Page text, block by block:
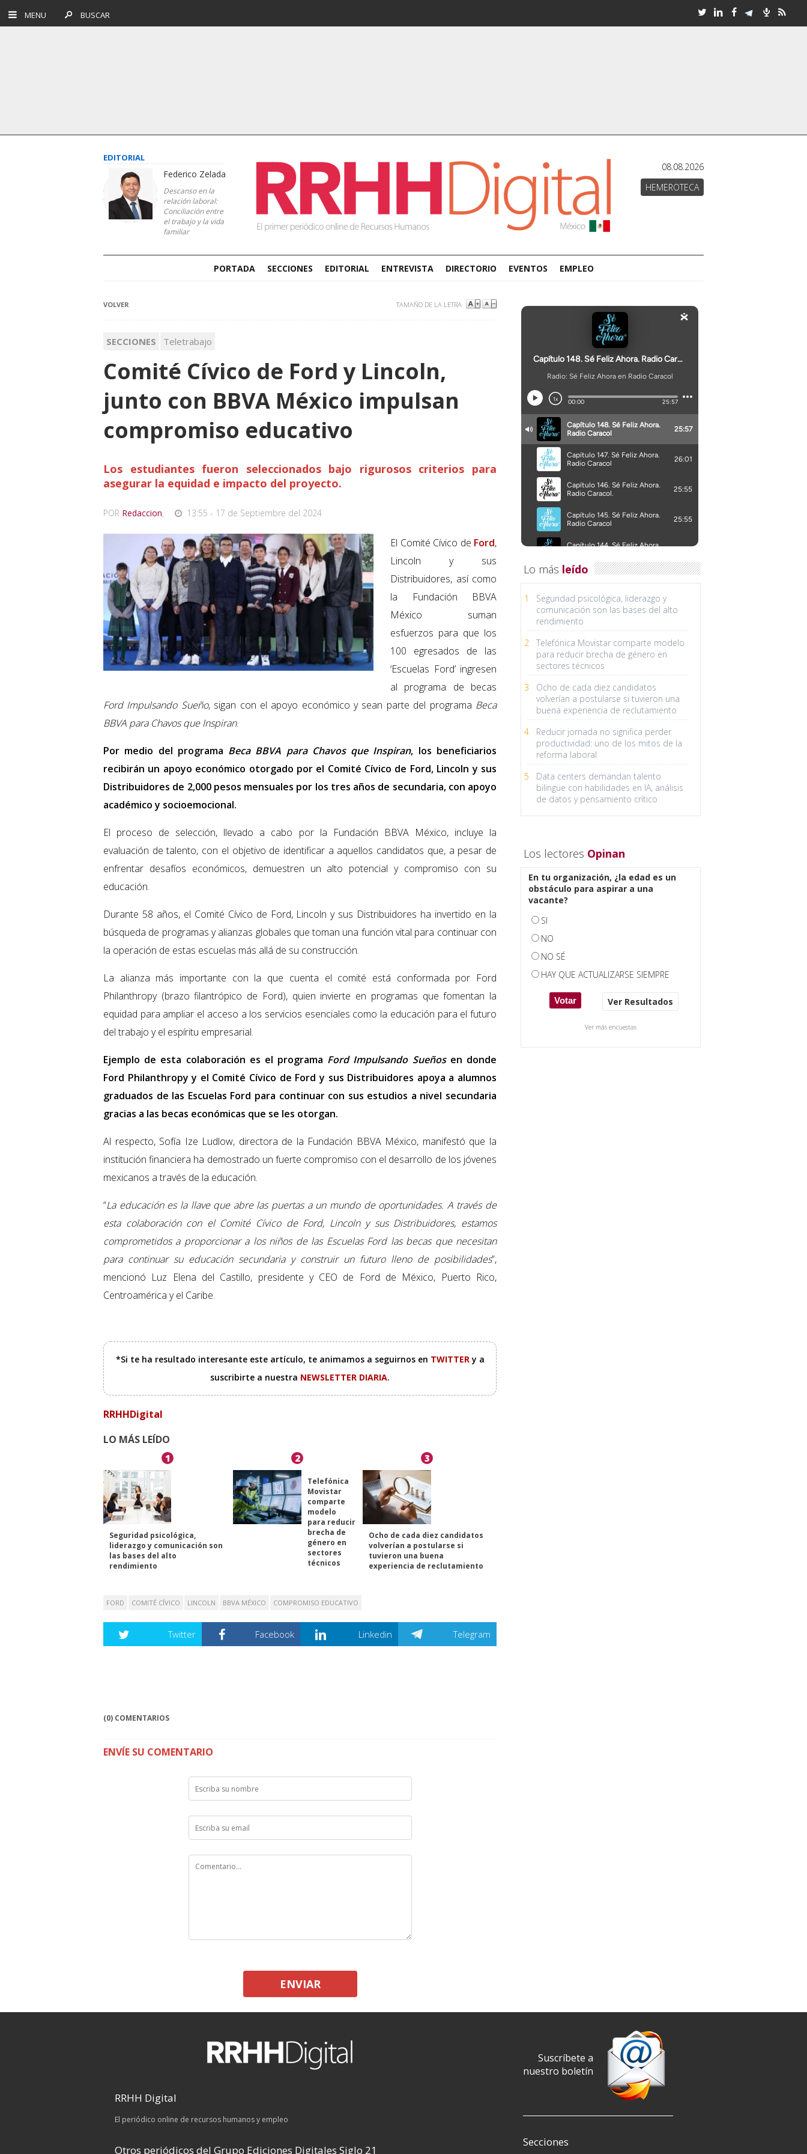
MENU BUSCAR
EDITORIAL
Federico Zelada
Descanso en la
relación laboral:
Conciliación entre
el trabajo y la vida
familiar
08.08.2026
HEMEROTECA
PORTADA SECCIONES EDITORIAL ENTREVISTA DIRECTORIO EVENTOS EMPLEO
VOLVER TAMAÑO DE LA LETRA
SECCIONES Teletrabajo
Comité Cívico de Ford y Lincoln,
junto con BBVA México impulsan
compromiso educativo
Los estudiantes fueron seleccionados bajo rigurosos criterios para
asegurar la equidad e impacto del proyecto.
POR Redaccion, 13:55 - 17 de Septiembre del 2024
El Comité Cívico de Ford,
Lincoln y sus
Distribuidores, así como
la Fundación BBVA
México suman
esfuerzos para que los
100 egresados de las
‘Escuelas Ford’ ingresen
al programa de becas
Ford Impulsando Sueño, sigan con el apoyo económico y sean parte del programa Beca
BBVA para Chavos que Inspiran.
Por medio del programa Beca BBVA para Chavos que Inspiran, los beneficiarios
recibirán un apoyo económico otorgado por el Comité Cívico de Ford, Lincoln y sus
Distribuidores de 2,000 pesos mensuales por los tres años de secundaria, con apoyo
académico y socioemocional.
El proceso de selección, llevado a cabo por la Fundación BBVA México, incluye la
evaluación de talento, con el objetivo de identificar a aquellos candidatos que, a pesar de
enfrentar desafíos económicos, demuestren un alto potencial y compromiso con su
educación.
Durante 58 años, el Comité Cívico de Ford, Lincoln y sus Distribuidores ha invertido en la
búsqueda de programas y alianzas globales que toman una función vital para continuar con
la operación de estas escuelas más allá de su construcción.
La alianza más importante con la que cuenta el comité está conformada por Ford
Philanthropy (brazo filantrópico de Ford), quien invierte en programas que fomentan la
equidad para ampliar el acceso a los servicios esenciales como la educación para el futuro
del trabajo y el espíritu empresarial.
Ejemplo de esta colaboración es el programa Ford Impulsando Sueñosen donde
Ford Philanthropy y el Comité Cívico de Ford y sus Distribuidores apoya a alumnos
graduados de las Escuelas Ford para continuar con sus estudios a nivel secundaria
gracias a las becas económicas que se les otorgan.
Al respecto, Sofía Ize Ludlow, directora de la Fundación BBVA México, manifestó que la
institución financiera ha demostrado un fuerte compromiso con el desarrollo de los jóvenes
mexicanos a través de la educación.
“La educación es la llave que abre las puertas a un mundo de oportunidades. A través de
esta colaboración con el Comité Cívico de Ford, Lincoln y sus Distribuidores, estamos
comprometidos a proporcionar a los niños de las Escuelas Ford las becas que necesitan
para continuar su educación secundaria y construir un futuro lleno de posibilidades”,
mencionó Luz Elena del Castillo, presidente y CEO de Ford de México, Puerto Rico,
Centroamérica y el Caribe.
*Si te ha resultado interesante este artículo, te animamos a seguirnos en TWITTERy a
suscribirte a nuestra NEWSLETTER DIARIA.
RRHHDigital
LO MÁS LEÍDO
1
Seguridad psicológica,
liderazgo y comunicación son
las bases del alto
rendimiento
2
Telefónica
Movistar
comparte
modelo
para reducir
brecha de
género en
sectores
técnicos
3
Ocho de cada diez candidatos
volverían a postularse si
tuvieron una buena
experiencia de reclutamiento
FORD COMITÉ CÍVICO LINCOLN BBVA MÉXICO COMPROMISO EDUCATIVO
Twitter Facebook Linkedin Telegram
(0) COMENTARIOS
ENVÍE SU COMENTARIO
ENVIAR
Lo más leído
1
Seguridad psicológica, liderazgo y
comunicación son las bases del alto
rendimiento
2
Telefónica Movistar comparte modelo
para reducir brecha de género en
sectores técnicos
3
Ocho de cada diez candidatos
volverían a postularse si tuvieron una
buena experiencia de reclutamiento
4
Reducir jornada no significa perder
productividad: uno de los mitos de la
reforma laboral
5
Data centers demandan talento
bilingüe con habilidades en IA, análisis
de datos y pensamiento crítico
Los lectores Opinan
En tu organización, ¿la edad es un
obstáculo para aspirar a una
vacante?
SI
NO
NO SÉ
HAY QUE ACTUALIZARSE SIEMPRE
Ver Resultados
Ver más encuestas
RRHH Digital
El periódico online de recursos humanos y empleo
Otros periódicos del Grupo Ediciones Digitales Siglo 21
Suscríbete a
nuestro boletín
Secciones